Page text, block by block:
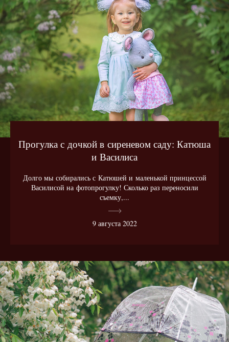
Прогулка с дочкой в сиреневом саду: Катюша
и Василиса
Долго мы собирались с Катюшей и маленькой принцессой
Василисой на фотопрогулку! Сколько раз переносили
съемку,...
9 августа 2022